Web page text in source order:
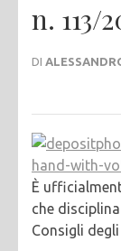
n. 113/
DI
È
che
Consigli